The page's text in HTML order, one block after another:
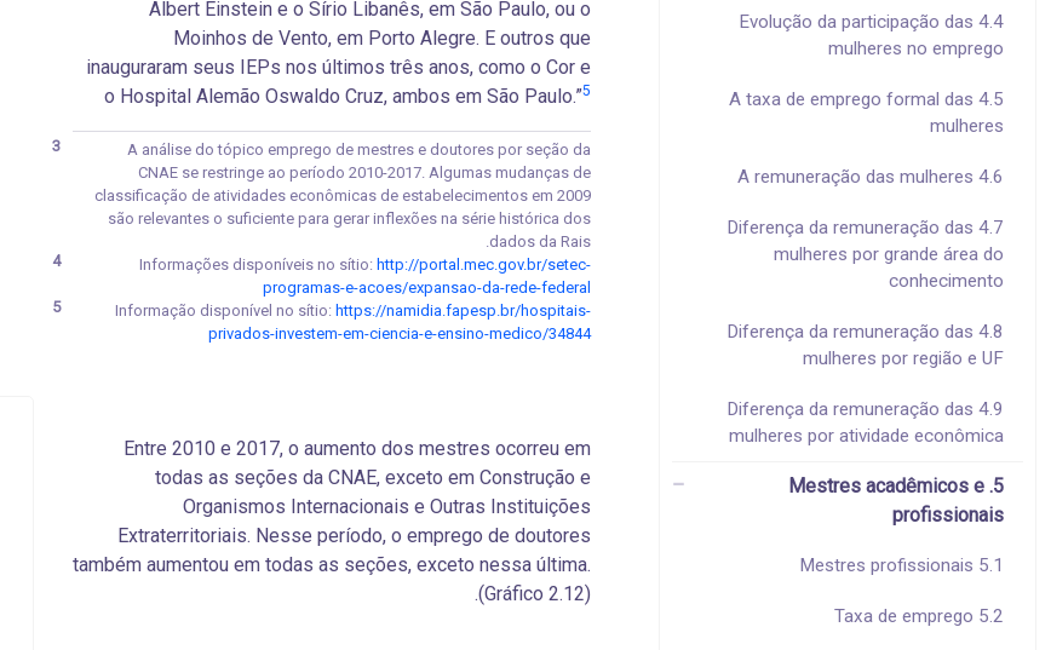
4.4 Evolução da participação das
mulheres no emprego
4.5 A taxa de emprego formal das
mulheres
4.6 A remuneração das mulheres
4.7 Diferença da remuneração das
mulheres por grande área do
conhecimento
4.8 Diferença da remuneração das
mulheres por região e UF
4.9 Diferença da remuneração das
mulheres por atividade econômica
5. Mestres acadêmicos e
profissionais
5.1 Mestres profissionais
5.2 Taxa de emprego
Albert Einstein e o Sírio Libanês, em São Paulo, ou o
Moinhos de Vento, em Porto Alegre. E outros que
inauguraram seus IEPs nos últimos três anos, como o Cor e
o Hospital Alemão Oswaldo Cruz, ambos em São Paulo.”5
3
A análise do tópico emprego de mestres e doutores por seção da
CNAE se restringe ao período 2010-2017. Algumas mudanças de
classificação de atividades econômicas de estabelecimentos em 2009
são relevantes o suficiente para gerar inflexões na série histórica dos
dados da Rais.
4
Informações disponíveis no sítio: http://portal.mec.gov.br/setec-
programas-e-acoes/expansao-da-rede-federal
5
Informação disponível no sítio: https://namidia.fapesp.br/hospitais-
privados-investem-em-ciencia-e-ensino-medico/34844
Entre 2010 e 2017, o aumento dos mestres ocorreu em
todas as seções da CNAE, exceto em Construção e
Organismos Internacionais e Outras Instituições
Extraterritoriais. Nesse período, o emprego de doutores
também aumentou em todas as seções, exceto nessa última.
(Gráfico 2.12).